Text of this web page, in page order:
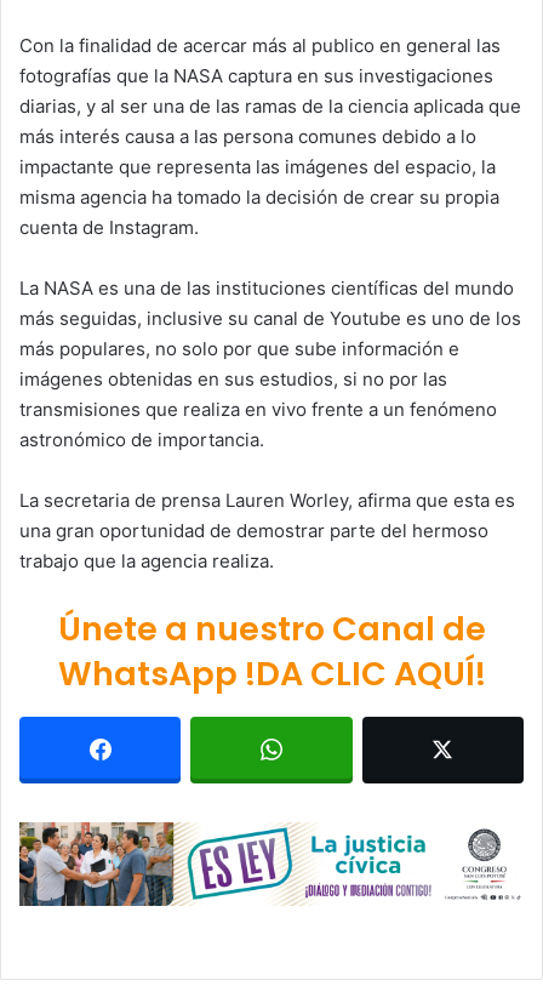
Con la finalidad de acercar más al publico en general las
fotografías que la NASA captura en sus investigaciones
diarias, y al ser una de las ramas de la ciencia aplicada que
más interés causa a las persona comunes debido a lo
impactante que representa las imágenes del espacio, la
misma agencia ha tomado la decisión de crear su propia
cuenta de Instagram.
La NASA es una de las instituciones científicas del mundo
más seguidas, inclusive su canal de Youtube es uno de los
más populares, no solo por que sube información e
imágenes obtenidas en sus estudios, si no por las
transmisiones que realiza en vivo frente a un fenómeno
astronómico de importancia.
La secretaria de prensa Lauren Worley, afirma que esta es
una gran oportunidad de demostrar parte del hermoso
trabajo que la agencia realiza.
Únete a nuestro Canal de
WhatsApp !DA CLIC AQUÍ!